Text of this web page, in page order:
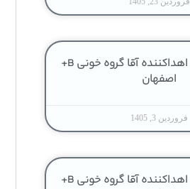
آگهی عادی — اهداکننده آقا گروه خونی B+
اصفهان
فروردین 3, 1405
آگهی عادی — اهداکننده آقا گروه خونی B+